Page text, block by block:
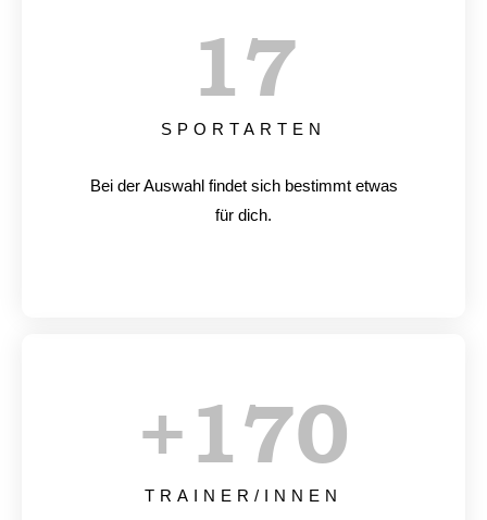
SPORTARTEN
17
Bei der Auswahl findet sich bestimmt etwas
für dich.
TRAINER/INNEN
+170